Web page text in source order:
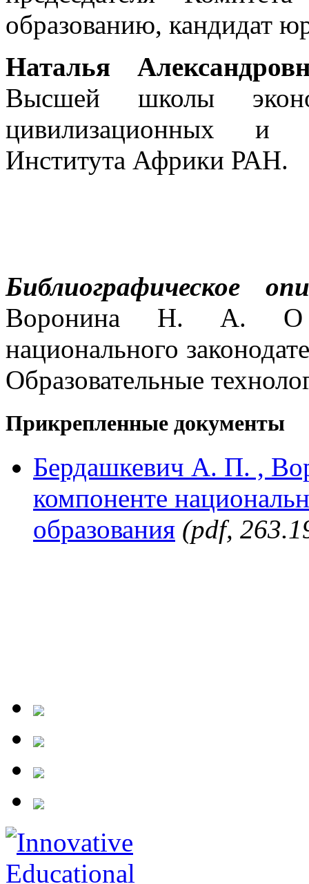
образованию, кандидат
Наталья
Высшей школы
цивилизационных и
Института Африки РАН.
Библиографическое
Воронина Н. А. О
национального
Образовательные
Прикрепленные документы
Бердашкевич А. П. ,
компоненте
образования (pdf,